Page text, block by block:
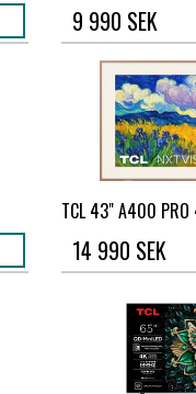
9 990 SEK
TCL 43" A400 PRO
14 990 SEK